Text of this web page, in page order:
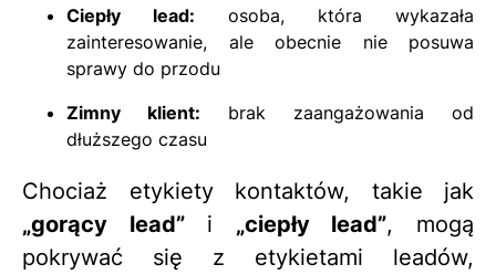
Ciepły lead: osoba, która wykazała
zainteresowanie, ale obecnie nie posuwa
sprawy do przodu
Zimny klient: brak zaangażowania od
dłuższego czasu
Chociaż etykiety kontaktów, takie jak
„gorący lead”i „ciepły lead”, mogą
pokrywać się z etykietami leadów,